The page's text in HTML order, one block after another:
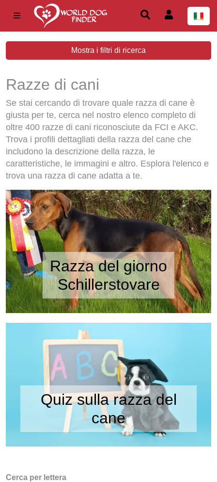
Mostra i filtri di ricerca
Razze di cani
Se stai cercando di trovare quale razza di cane è
giusta per te, cerca nel nostro elenco completo di
oltre 400 razze di cani riconosciute da FCI e AKC.
Trova i profili dettagliati della razza del cane che
includono la descrizione della razza, le
caratteristiche, le immagini e altro. Esplora l'elenco e
trova una razza di cane adatta a te.
Razza del giorno
Schillerstovare
Quiz sulla razza del
cane
Cerca per lettera